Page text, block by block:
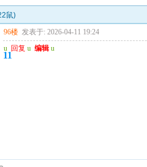
鼠)
96楼 发表于: 2026-04-11 19:24
u 回复 u 编辑 u
11